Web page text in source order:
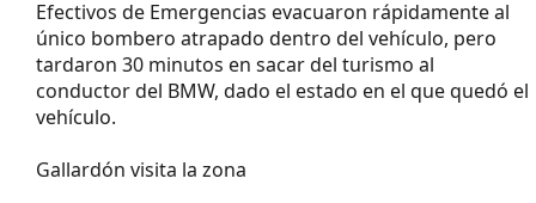
Efectivos de Emergencias evacuaron rápidamente al
único bombero atrapado dentro del vehículo, pero
tardaron 30 minutos en sacar del turismo al
conductor del BMW, dado el estado en el que quedó el
vehículo.
Gallardón visita la zona